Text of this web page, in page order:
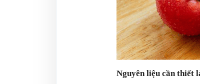
Nguyên liệu cần thiết